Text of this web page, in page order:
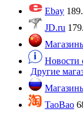
Ebay
JD.ru
Новости
Другие
TaoBao